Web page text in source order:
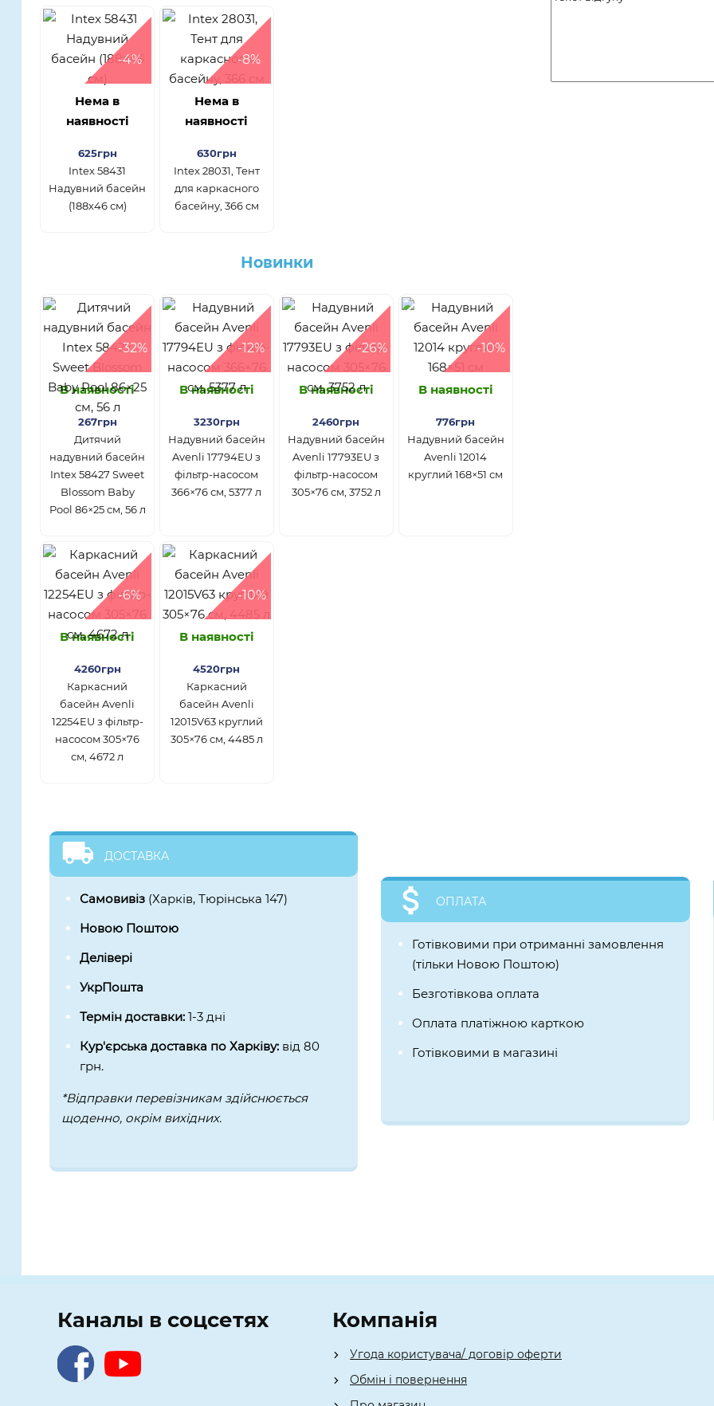
-4%
Нема в
наявності
625грн
Intex 58431
Надувний басейн
(188х46 см)
-8%
Нема в
наявності
630грн
Intex 28031, Тент
для каркасного
басейну, 366 см
Новинки
-32%
В наявності
267грн
Дитячий
надувний басейн
Intex 58427 Sweet
Blossom Baby
Pool 86×25 см, 56 л
-12%
В наявності
3230грн
Надувний басейн
Avenli 17794EU з
фільтр-насосом
366×76 см, 5377 л
-26%
В наявності
2460грн
Надувний басейн
Avenli 17793EU з
фільтр-насосом
305×76 см, 3752 л
-10%
В наявності
776грн
Надувний басейн
Avenli 12014
круглий 168×51 см
-6%
В наявності
4260грн
Каркасний
басейн Avenli
12254EU з фільтр-
насосом 305×76
см, 4672 л
-10%
В наявності
4520грн
Каркасний
басейн Avenli
12015V63 круглий
305×76 см, 4485 л
ДОСТАВКА
Самовивіз (Харків, Тюрінська 147)
Новою Поштою
Делівері
УкрПошта
Термін доставки:1-3 дні
Кур'єрська доставка по Харківу: від 80
грн.
*Відправки перевізникам здійснюється
щоденно, окрім вихідних.
ОПЛАТА
Готівковими при отриманні замовлення
(тільки Новою Поштою)
Безготівкова оплата
Оплата платіжною карткою
Готівковими в магазині
Каналы в соцсетях Компанія
Угода користувача/ договір оферти
Обмін і повернення